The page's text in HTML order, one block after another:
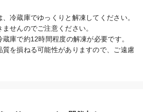
、冷蔵庫でゆっくりと解凍してください。
ませんのでご注意ください。
蔵庫で約12時間程度の解凍が必要です。
質を損ねる可能性がありますので、ご遠慮